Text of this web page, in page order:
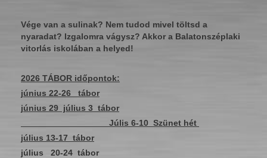
Vége van a sulinak? Nem tudod mivel töltsd a
nyaradat? Izgalomra vágysz? Akkor a Balatonszéplaki
vitorlás iskolában a helyed!
2026 TÁBOR időpontok:
június 22-26 tábor
június 29 július 3 tábor
Júlis 6-10 Szünet hét
július 13-17 tábor
július 20-24 tábor